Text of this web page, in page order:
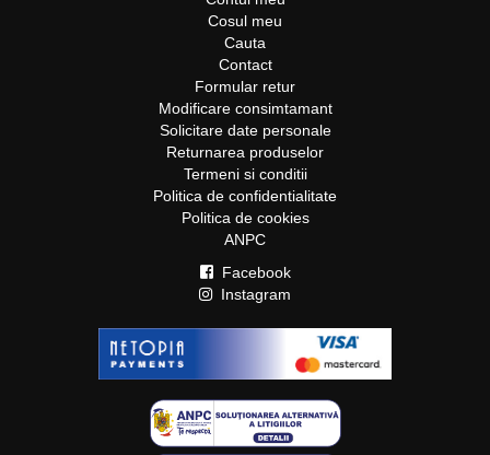
Cosul meu
Cauta
Contact
Formular retur
Modificare consimtamant
Solicitare date personale
Returnarea produselor
Termeni si conditii
Politica de confidentialitate
Politica de cookies
ANPC
Facebook
Instagram